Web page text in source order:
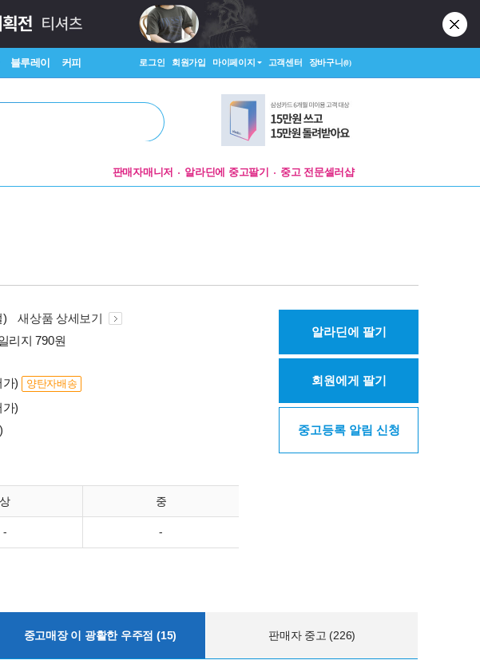
블루레이 커피 로그인 회원가입 마이페이지 고객센터 장바구니(0)
판매자매니저 알라딘에 중고팔기 중고 전문셀러샵
)
새상품 상세보기
리지 790원
가) 양탄자배송
가)
상 중
- -
알라딘에 팔기
회원에게 팔기
중고등록 알림 신청
중고매장 이 광활한 우주점 (15) 판매자 중고 (226)